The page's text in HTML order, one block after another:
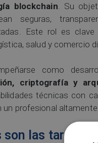
blockchain . Su
seguras,
Este rol es
salud y comercio
como
criptografía y
técnicas con
un profesional
son las tareas